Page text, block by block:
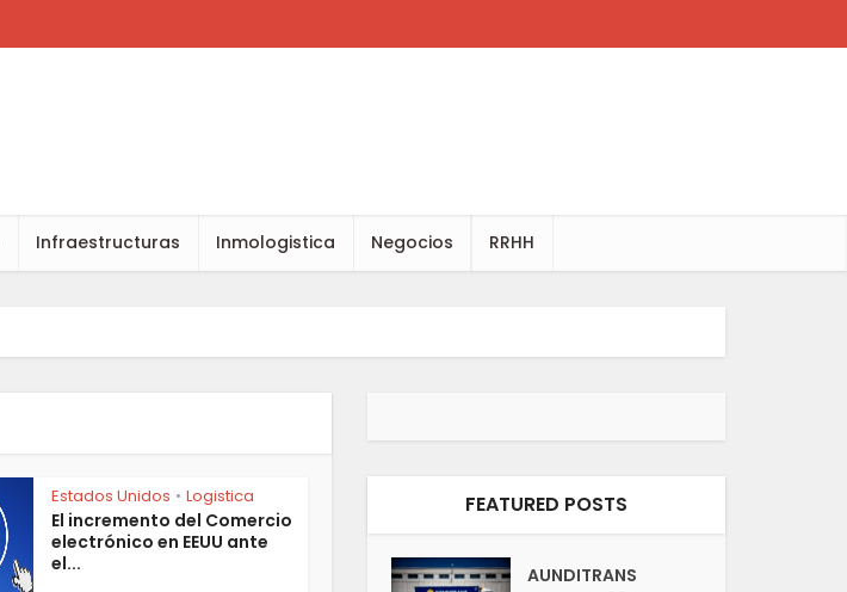
Infraestructuras Inmologistica Negocios RRHH
Estados Unidos • Logistica
El incremento del Comercio
electrónico en EEUU ante
el...
FEATURED POSTS
AUNDITRANS